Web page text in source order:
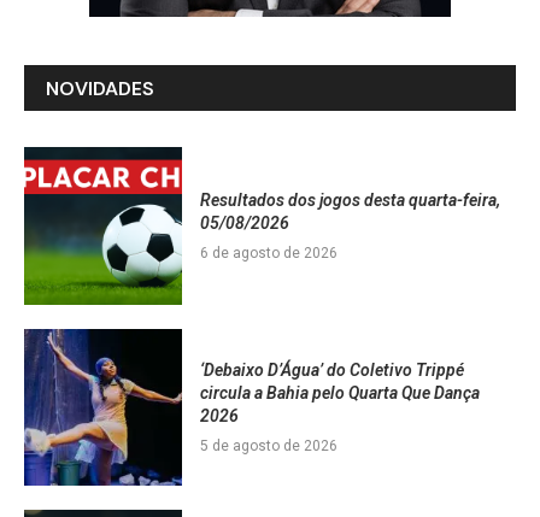
NOVIDADES
Resultados dos jogos desta quarta-feira,
05/08/2026
6 de agosto de 2026
‘Debaixo D’Água’ do Coletivo Trippé
circula a Bahia pelo Quarta Que Dança
2026
5 de agosto de 2026